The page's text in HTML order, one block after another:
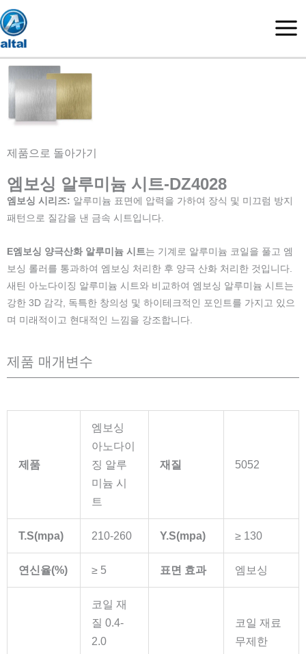
콘
텐
츠
로
제품으로 돌아가기
엠보싱 알루미늄 시트-DZ4028
엠보싱 시리즈: 알루미늄 표면에 압력을 가하여 장식 및 미끄럼 방지
패턴으로 질감을 낸 금속 시트입니다.
E엠보싱 양극산화 알루미늄 시트는 기계로 알루미늄 코일을 풀고 엠
보싱 롤러를 통과하여 엠보싱 처리한 후 양극 산화 처리한 것입니다.
새틴 아노다이징 알루미늄 시트와 비교하여 엠보싱 알루미늄 시트는
강한 3D 감각, 독특한 창의성 및 하이테크적인 포인트를 가지고 있으
며 미래적이고 현대적인 느낌을 강조합니다.
제품 매개변수
제품
엠보싱
아노다이
징 알루
미늄 시
트
재질 5052
T.S(mpa) 210-260 Y.S(mpa) ≥ 130
연신율(%) ≥ 5 표면 효과 엠보싱
코일 재
질 0.4-
2.0
코일 재료
무제한